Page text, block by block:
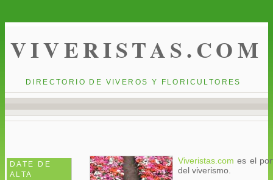
VIVERISTAS.COM
DIRECTORIO DE VIVEROS Y FLORICULTORES
DATE DE
ALTA
Viveristas.com es el
del viverismo.